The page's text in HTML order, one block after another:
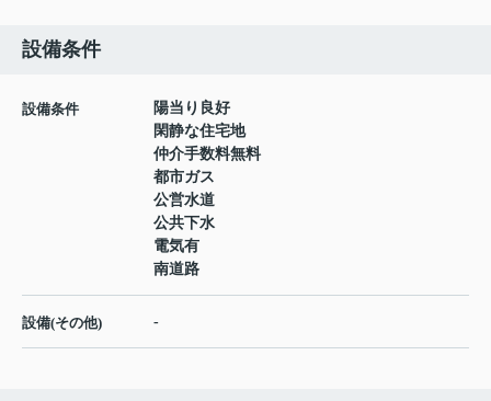
設備条件
設備条件
陽当り良好
閑静な住宅地
仲介手数料無料
都市ガス
公営水道
公共下水
電気有
南道路
設備(その他) -